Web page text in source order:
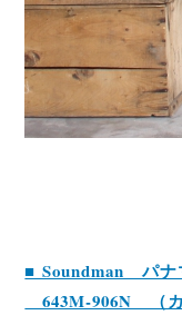
■ Soundman パナ
643M-906N （カ